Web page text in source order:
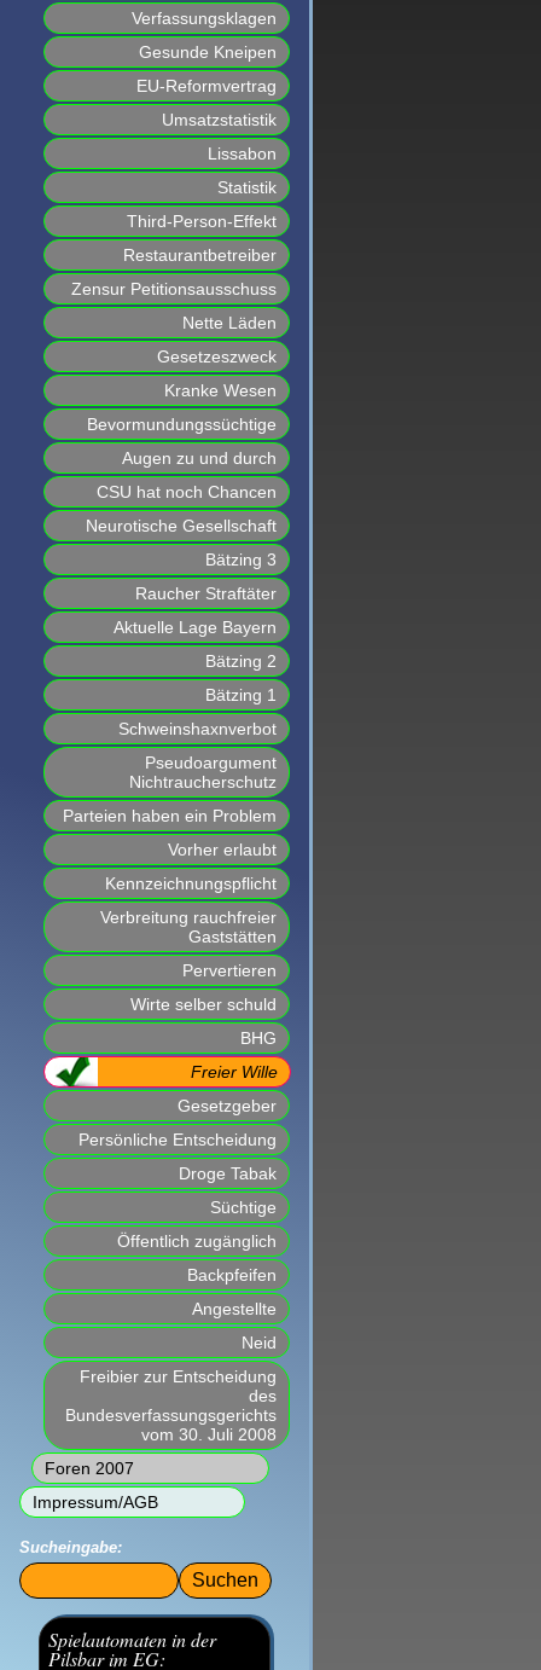
Verfassungsklagen
Gesunde Kneipen
EU-Reformvertrag
Umsatzstatistik
Lissabon
Statistik
Third-Person-Effekt
Restaurantbetreiber
Zensur Petitionsausschuss
Nette Läden
Gesetzeszweck
Kranke Wesen
Bevormundungssüchtige
Augen zu und durch
CSU hat noch Chancen
Neurotische Gesellschaft
Bätzing 3
Raucher Straftäter
Aktuelle Lage Bayern
Bätzing 2
Bätzing 1
Schweinshaxnverbot
Pseudoargument
Nichtraucherschutz
Parteien haben ein Problem
Vorher erlaubt
Kennzeichnungspflicht
Verbreitung rauchfreier
Gaststätten
Pervertieren
Wirte selber schuld
BHG
Freier Wille
Gesetzgeber
Persönliche Entscheidung
Droge Tabak
Süchtige
Öffentlich zugänglich
Backpfeifen
Angestellte
Neid
Freibier zur Entscheidung
des
Bundesverfassungsgerichts
vom 30. Juli 2008
Foren 2007
Impressum/AGB
Sucheingabe:
Suchbegriffe
Spielautomaten in der
Pilsbar im EG: